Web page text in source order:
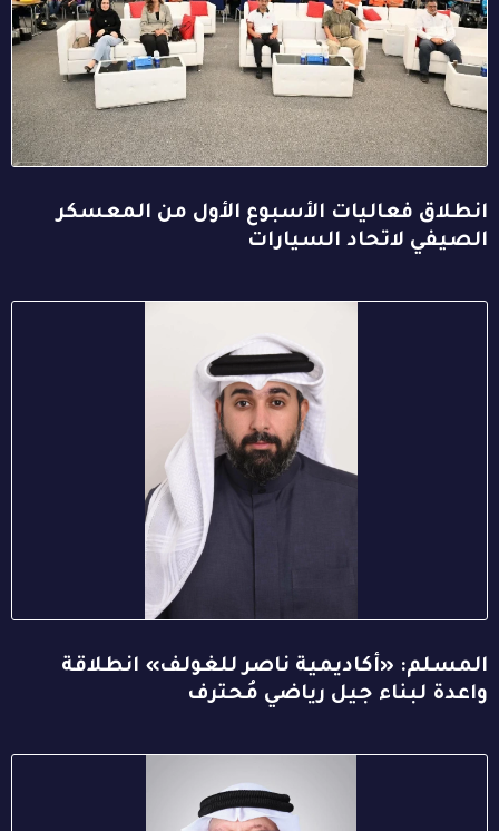
انطلاق فعاليات الأسبوع الأول من المعسكر
الصيفي لاتحاد السيارات
المسلم: «أكاديمية ناصر للغولف» انطلاقة
واعدة لبناء جيل رياضي مُحترف